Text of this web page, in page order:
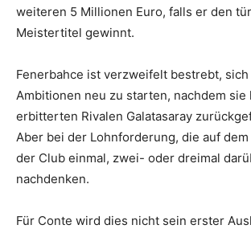
weiteren 5 Millionen Euro, falls er den
Meistertitel gewinnt.
Fenerbahce ist verzweifelt bestrebt,
Ambitionen neu zu starten, nachdem sie
erbitterten Rivalen Galatasaray
Aber bei der Lohnforderung, die auf
der Club einmal, zwei- oder dreimal
nachdenken.
Für Conte wird dies nicht sein erster